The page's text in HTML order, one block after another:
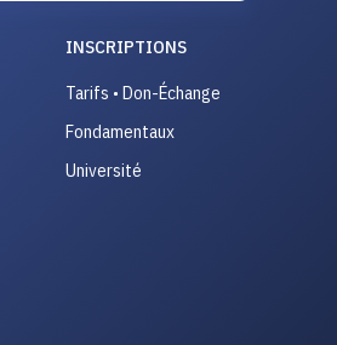
INSCRIPTIONS
Tarifs • Don-Échange
Fondamentaux
Université